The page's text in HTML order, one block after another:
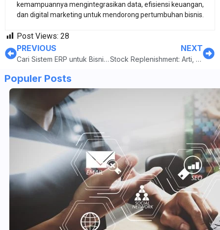
kemampuannya mengintegrasikan data, efisiensi keuangan,
dan digital marketing untuk mendorong pertumbuhan bisnis.
Post Views: 28
PREVIOUS
Cari Sistem ERP untuk Bisnis Online? Ini Rekomendasinya!
NEXT
Stock Replenishment: Arti, Tujuan, 7 Metode, dan Alur Kerjanya!
Populer Posts